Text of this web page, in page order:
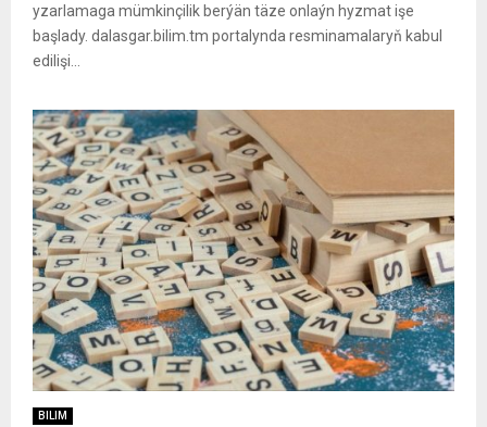
yzarlamaga mümkinçilik berýän täze onlaýn hyzmat işe
başlady. dalasgar.bilim.tm portalynda resminamalaryň kabul
edilişi...
BILIM